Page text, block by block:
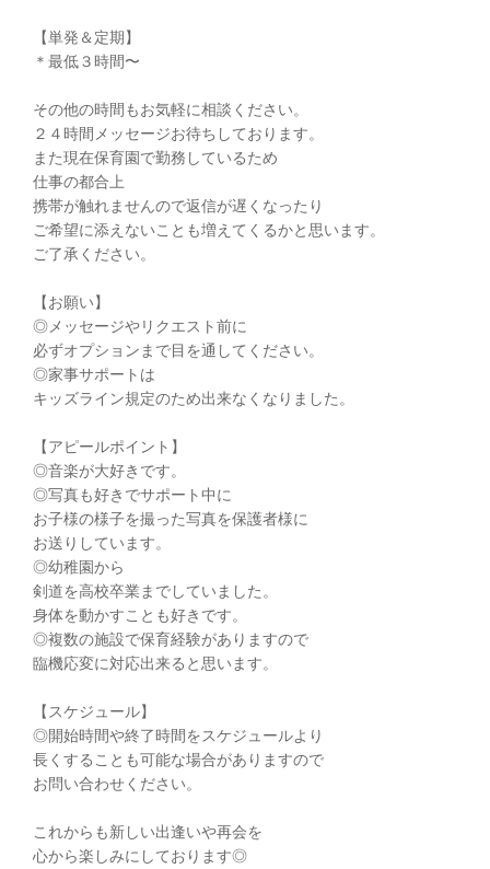
【単発＆定期】
＊最低３時間〜
その他の時間もお気軽に相談ください。
２４時間メッセージお待ちしております。
また現在保育園で勤務しているため
仕事の都合上
携帯が触れませんので返信が遅くなったり
ご希望に添えないことも増えてくるかと思います。
ご了承ください。
【お願い】
◎メッセージやリクエスト前に
必ずオプションまで目を通してください。
◎家事サポートは
キッズライン規定のため出来なくなりました。
【アピールポイント】
◎音楽が大好きです。
◎写真も好きでサポート中に
お子様の様子を撮った写真を保護者様に
お送りしています。
◎幼稚園から
剣道を高校卒業までしていました。
身体を動かすことも好きです。
◎複数の施設で保育経験がありますので
臨機応変に対応出来ると思います。
【スケジュール】
◎開始時間や終了時間をスケジュールより
長くすることも可能な場合がありますので
お問い合わせください。
これからも新しい出逢いや再会を
心から楽しみにしております◎